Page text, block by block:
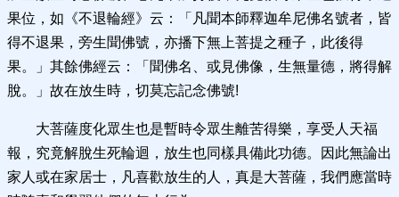
果位，如《不退輪經》云：「凡聞本師釋迦牟尼佛名號者，皆
得不退果，旁生聞佛號，亦播下無上菩提之種子，此後得
果。」其餘佛經云：「聞佛名、或見佛像，生無量德，將得解
脫。」故在放生時，切莫忘記念佛號!
大菩薩度化眾生也是暫時令眾生離苦得樂，享受人天福
報，究竟解脫生死輪迴，放生也同樣具備此功德。因此無論出
家人或在家居士，凡喜歡放生的人，真是大菩薩，我們應當時